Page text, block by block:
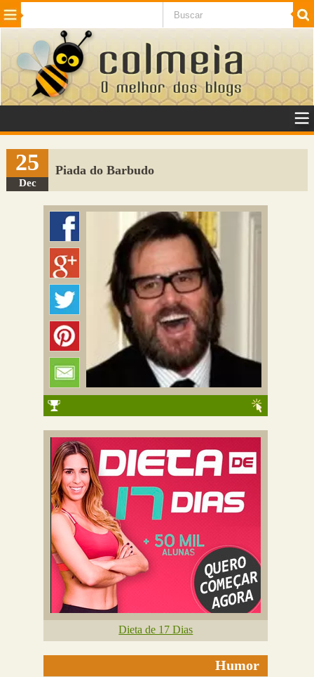
Beleza Cinema e TV
Internet Jogos NotÃ­cias SaÃºde
VeÃ­culos Adulto
Sugerir Link
Adicionar Blog
Colmeia Exchange
25
Dec
Piada do Barbudo
Dieta de 17 Dias
Humor